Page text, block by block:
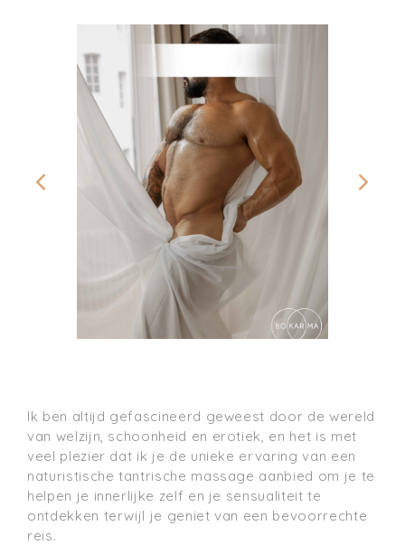
Ik ben altijd gefascineerd geweest door de wereld
van welzijn, schoonheid en erotiek, en het is met
veel plezier dat ik je de unieke ervaring van een
naturistische tantrische massage aanbied om je te
helpen je innerlijke zelf en je sensualiteit te
ontdekken terwijl je geniet van een bevoorrechte
reis.